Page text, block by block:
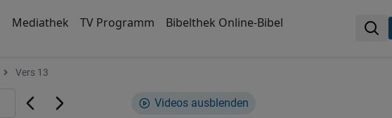
Mediathek TV Programm Bibelthek Online-Bibel
Vers 13
Videos ausblenden